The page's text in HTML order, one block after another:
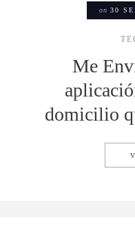
on 30
Me
domicilio